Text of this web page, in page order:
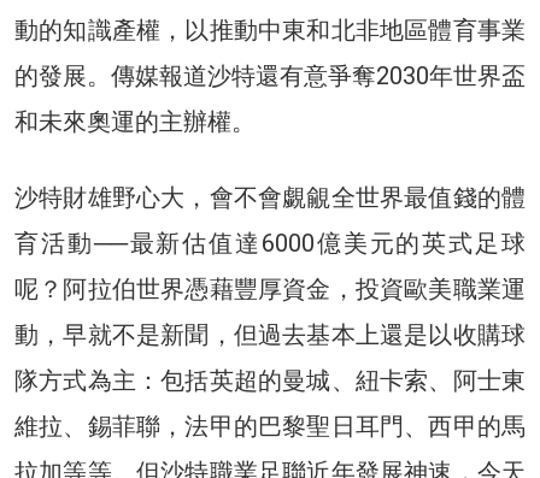
動的知識產權，以推動中東和北非地區體育事業
的發展。傳媒報道沙特還有意爭奪2030年世界盃
和未來奧運的主辦權。
沙特財雄野心大，會不會覷覦全世界最值錢的體
育活動──最新估值達6000億美元的英式足球
呢？阿拉伯世界憑藉豐厚資金，投資歐美職業運
動，早就不是新聞，但過去基本上還是以收購球
隊方式為主：包括英超的曼城、紐卡索、阿士東
維拉、錫菲聯，法甲的巴黎聖日耳門、西甲的馬
拉加等等。但沙特職業足聯近年發展神速，今天